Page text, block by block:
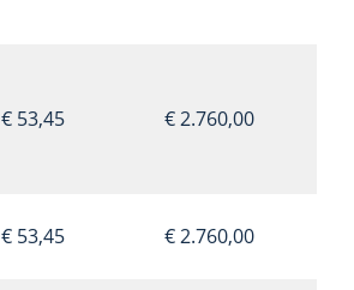
€ 53,45 € 2.760,00
€ 53,45 € 2.760,00